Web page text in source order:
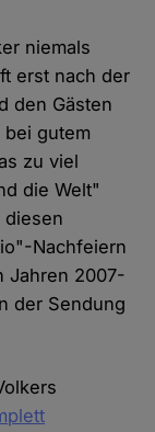
niemals
erst nach der
den Gästen
gutem
zu viel
die Welt"
diesen
Nachfeiern
Jahren 2007-
der Sendung